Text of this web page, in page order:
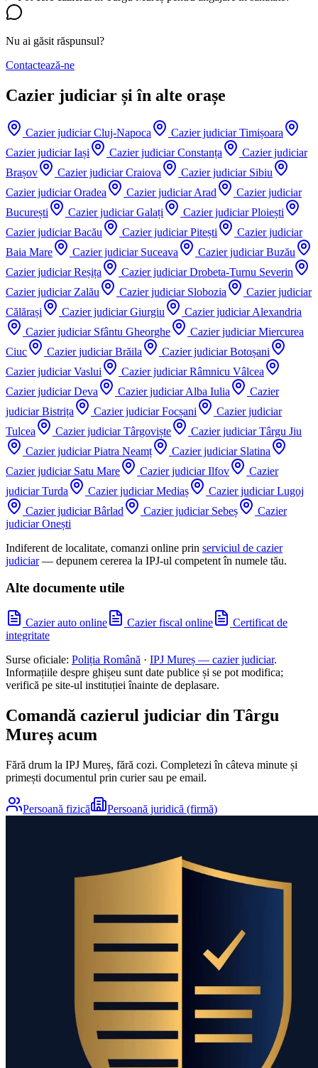
Nu ai găsit răspunsul?
Contactează-ne
Cazier judiciar și în alte orașe
Cazier judiciarCluj-Napoca Cazier judiciarTimișoara
Cazier judiciarIași Cazier judiciarConstanța
Cazier judiciar
Brașov
Cazier judiciarCraiova Cazier judiciar Sibiu
Cazier judiciarOradea Cazier judiciarArad
Cazier judiciar
București
Cazier judiciarGalați Cazier judiciarPloiești
Cazier judiciarBacău Cazier judiciarPitești
Cazier judiciar
Baia Mare
Cazier judiciar Suceava Cazier judiciarBuzău
Cazier judiciarReșița Cazier judiciarDrobeta-Turnu Severin
Cazier judiciar Zalău Cazier judiciar Slobozia
Cazier judiciar
Călărași
Cazier judiciarGiurgiu Cazier judiciarAlexandria
Cazier judiciar Sfântu Gheorghe Cazier judiciarMiercurea
Ciuc
Cazier judiciarBrăila Cazier judiciarBotoșani
Cazier judiciarVaslui Cazier judiciarRâmnicu Vâlcea
Cazier judiciarDeva Cazier judiciarAlba Iulia
Cazier
judiciarBistrița Cazier judiciarFocșani
Cazier judiciar
Tulcea
Cazier judiciarTârgoviște Cazier judiciarTârgu Jiu
Cazier judiciarPiatra Neamț Cazier judiciar Slatina
Cazier judiciar Satu Mare Cazier judiciarIlfov
Cazier
judiciarTurda Cazier judiciarMediaș Cazier judiciarLugoj
Cazier judiciarBârlad Cazier judiciar Sebeș
Cazier
judiciarOnești
Indiferent de localitate, comanzi online prin serviciul de cazier
judiciar — depunem cererea la IPJ-ul competent în numele tău.
Alte documente utile
Cazier auto online Cazier fiscal online
Certificat de
integritate
Surse oficiale: Poliția Română · IPJ Mureș — cazier judiciar.
Informațiile despre ghișeu sunt date publice și se pot modifica;
verifică pe site-ul instituției înainte de deplasare.
Comandă cazierul judiciar din Târgu
Mureș acum
Fără drum la IPJ Mureș, fără cozi. Completezi în câteva minute și
primești documentul prin curier sau pe email.
Persoană fizică Persoană juridică (firmă)